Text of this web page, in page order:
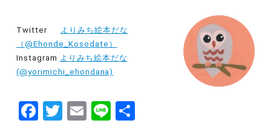
Twitter よりみち絵本だな
（@Ehonde_Kosodate）
Instagram よりみち絵本だな
(@yorimichi_ehondana)
F T E Li 共